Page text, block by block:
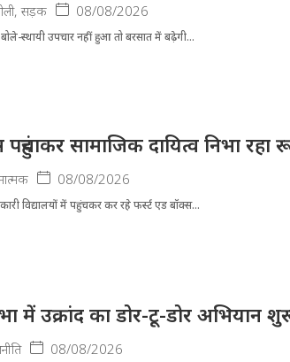
, सड़क 08/08/2026
स्थायी उपचार नहीं हुआ तो बरसात में बढ़ेगी...
पहुंचाकर सामाजिक दायित्व निभा रहा
08/08/2026
विद्यालयों में पहुंचकर कर रहे फर्स्ट एड बॉक्स...
में उक्रांद का डोर-टू-डोर अभियान
08/08/2026